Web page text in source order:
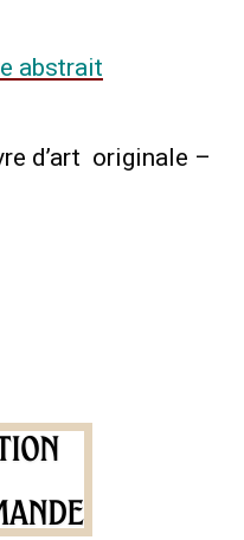
abstrait
d’art originale –